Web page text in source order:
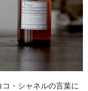
・シャネルの言葉に